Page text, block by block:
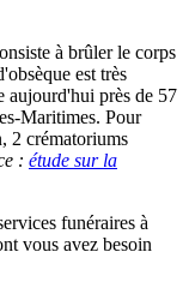
à brûler le corps
est très
aujourd'hui près de 57
Maritimes. Pour
2 crématoriums
: étude sur la
funéraires à
vous avez besoin